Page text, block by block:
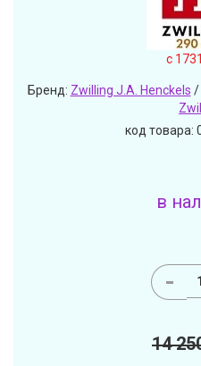
c
Бренд: Zwilling J.A. Henckels /
код товара:
в
-
14